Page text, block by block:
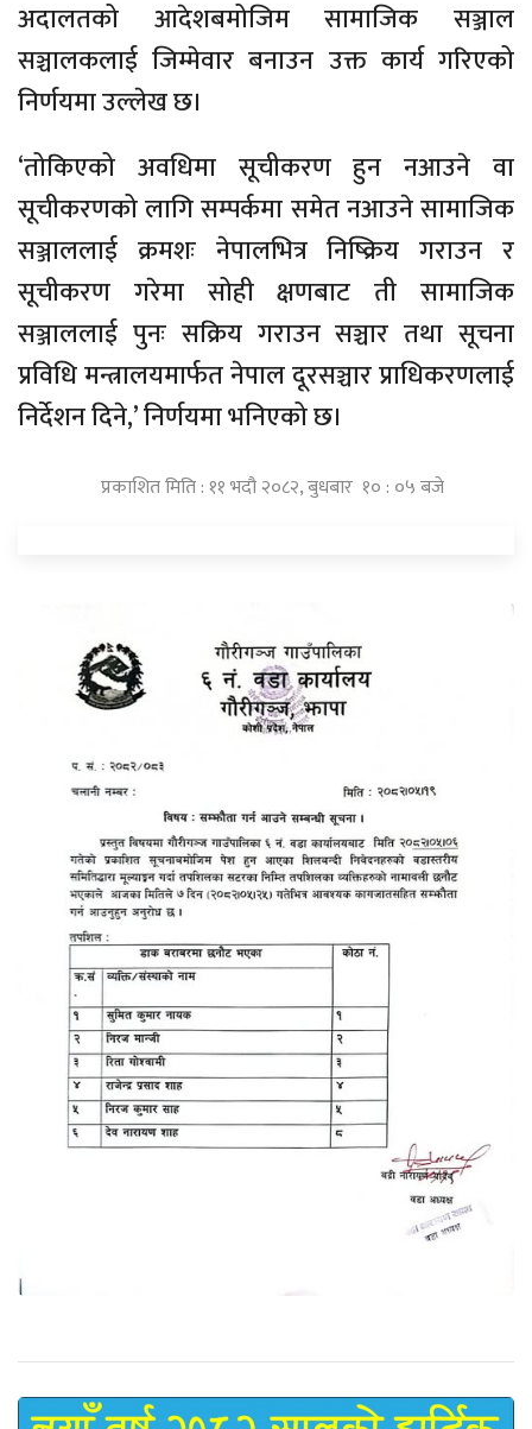
अदालतको आदेशबमोजिम सामाजिक सञ्जाल
सञ्चालकलाई जिम्मेवार बनाउन उक्त कार्य गरिएको
निर्णयमा उल्लेख छ।
‘तोकिएको अवधिमा सूचीकरण हुन नआउने वा
सूचीकरणको लागि सम्पर्कमा समेत नआउने सामाजिक
सञ्जाललाई क्रमशः नेपालभित्र निष्क्रिय गराउन र
सूचीकरण गरेमा सोही क्षणबाट ती सामाजिक
सञ्जाललाई पुनः सक्रिय गराउन सञ्चार तथा सूचना
प्रविधि मन्त्रालयमार्फत नेपाल दूरसञ्चार प्राधिकरणलाई
निर्देशन दिने,’ निर्णयमा भनिएको छ।
प्रकाशित मिति : ११ भदौ २०८२, बुधबार १० : ०५ बजे